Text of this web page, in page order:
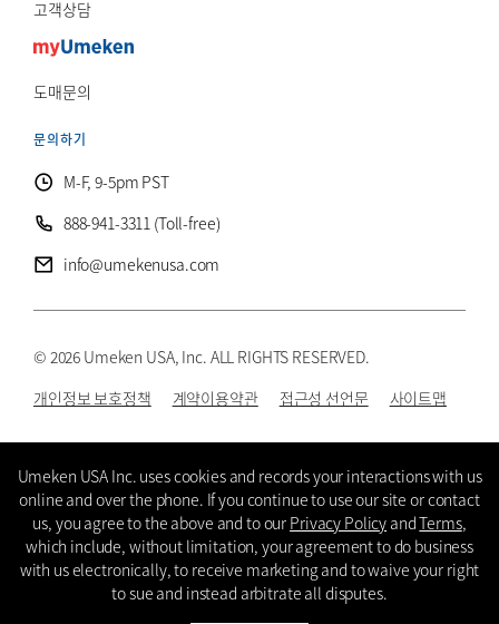
고객상담
도매문의
문의하기
M-F, 9-5pm PST
888-941-3311 (Toll-free)
info@umekenusa.com
© 2026 Umeken USA, Inc. ALL RIGHTS RESERVED.
개인정보 보호정책
계약이용약관 접근성 선언문 사이트맵
Umeken USA Inc. uses cookies and records your interactions with us
online and over the phone. If you continue to use our site or contact
us, you agree to the above and to our Privacy Policy andTerms,
which include, without limitation, your agreement to do business
with us electronically, to receive marketing and to waive your right
to sue and instead arbitrate all disputes.